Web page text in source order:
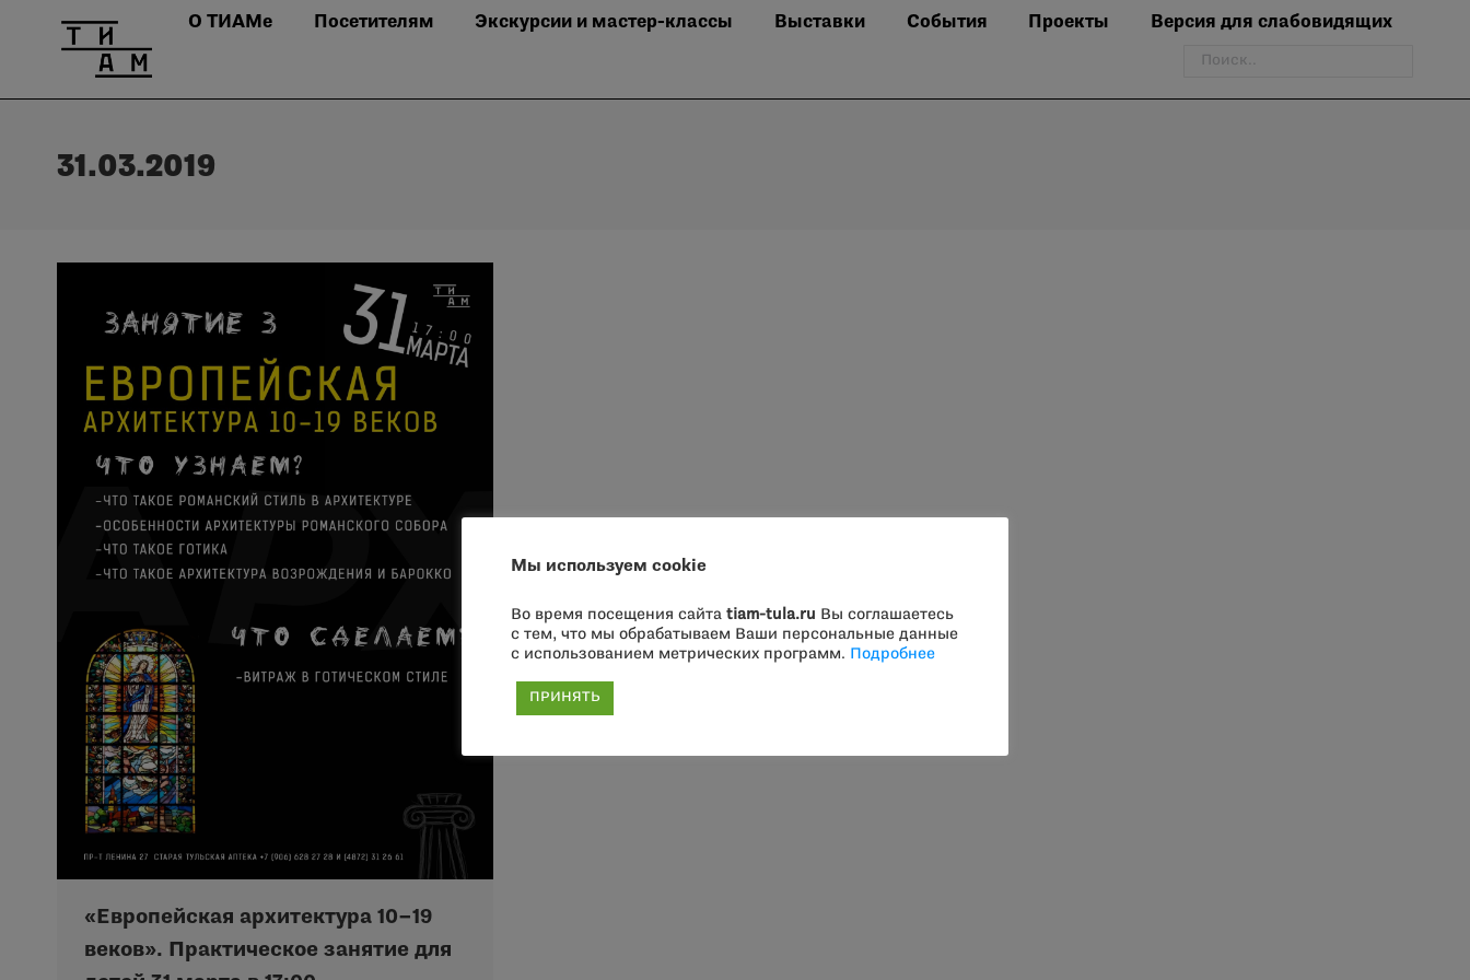
О ТИАМе Посетителям Экскурсии и мастер-классы Выставки События Проекты Версия для слабовидящих
Поиск:
31.03.2019
«Европейская архитектура 10–19
веков». Практическое занятие для
Мы используем cookie
Во время посещения сайта tiam-tula.ru Вы соглашаетесь
с тем, что мы обрабатываем Ваши персональные данные
с использованием метрических программ.
Подробнее
ПРИНЯТЬ